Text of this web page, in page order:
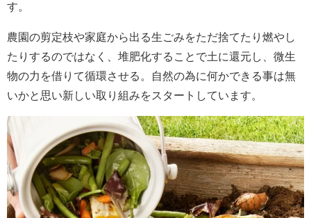
す。
農園の剪定枝や家庭から出る生ごみをただ捨てたり燃やし
たりするのではなく、堆肥化することで土に還元し、微生
物の力を借りて循環させる。自然の為に何かできる事は無
いかと思い新しい取り組みをスタートしています。